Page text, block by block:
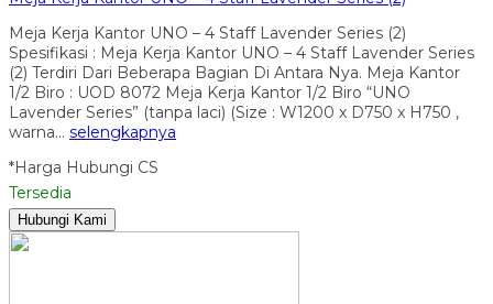
Meja Kerja Kantor UNO – 4 Staff Lavender Series (2)
Spesifikasi : Meja Kerja Kantor UNO – 4 Staff Lavender Series
(2) Terdiri Dari Beberapa Bagian Di Antara Nya. Meja Kantor
1/2 Biro : UOD 8072 Meja Kerja Kantor 1/2 Biro “UNO
Lavender Series” (tanpa laci) (Size : W1200 x D750 x H750 ,
warna… selengkapnya
*Harga Hubungi CS
Tersedia
Hubungi Kami